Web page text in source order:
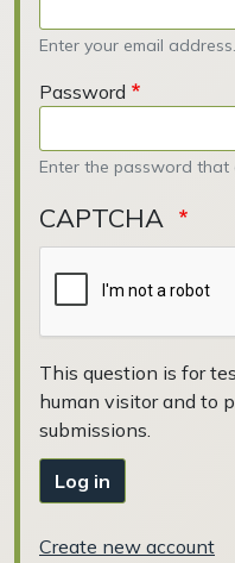
Enter your email address.
Password
Enter the password that
CAPTCHA
This question is for
human visitor and to
submissions.
Log in
Create new account